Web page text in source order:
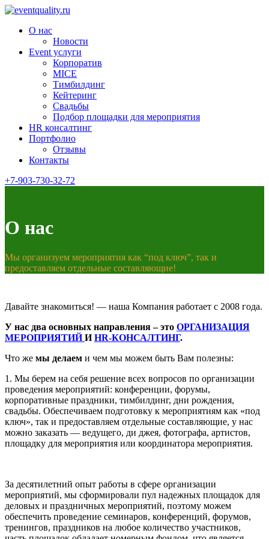
О нас
Новости
Event услуги
Корпоратив
MICE
Тимбилдинг
Кейтеринг
Свадьбы
Подбор площадки для мероприятия
HR консалтинг
Портфолио
Отзывы
Контакты
+7-903-730-32-72
О нас
Мы организуем мероприятия как “под ключ”, так и
предоставляем отдельные составляющие!
Давайте знакомиться! — наша Компания работает с 2008 года.
У нас два основных направления – это ОРГАНИЗАЦИЯ
МЕРОПРИЯТИЙИHR-КОНСАЛТИНГ.
Что же мы делаем и чем мы можем быть Вам полезны:
1. Мы берем на себя решение всех вопросов по организации
проведения мероприятий: конференции, форумы,
корпоративные праздники, тимбилдинг, дни рождения,
свадьбы. Обеспечиваем подготовку к мероприятиям как «под
ключ», так и предоставляем отдельные составляющие, у нас
можно заказать — ведущего, ди джея, фотографа, артистов,
площадку для мероприятия или координатора мероприятия.
За десятилетний опыт работы в сфере организации
мероприятий, мы сформировали пул надежных площадок для
деловых и праздничных мероприятий, поэтому можем
обеспечить проведение семинаров, конференций, форумов,
тренингов, праздников на любое количество участников,